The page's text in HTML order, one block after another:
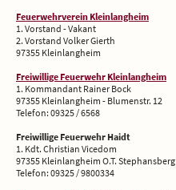
Feuerwehrverein Kleinlangheim
1. Vorstand - Vakant
2. Vorstand Volker Gierth
97355 Kleinlangheim
Freiwillige Feuerwehr Kleinlangheim
1. Kommandant Rainer Bock
97355 Kleinlangheim - Blumenstr. 12
Telefon: 09325 / 6568
Freiwillige Feuerwehr Haidt
1. Kdt. Christian Vicedom
97355 Kleinlangheim O.T. Stephansberg
Telefon: 09325 / 9800334